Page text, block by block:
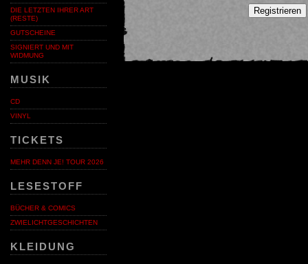
DIE LETZTEN IHRER ART
(RESTE)
GUTSCHEINE
SIGNIERT UND MIT
WIDMUNG
MUSIK
CD
VINYL
TICKETS
MEHR DENN JE! TOUR 2026
LESESTOFF
BÜCHER & COMICS
ZWIELICHTGESCHICHTEN
KLEIDUNG
Registrieren